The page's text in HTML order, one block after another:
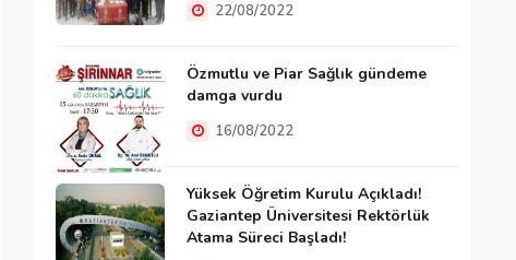
22/08/2022
Özmutlu ve Piar Sağlık gündeme
damga vurdu
16/08/2022
Yüksek Öğretim Kurulu Açıkladı!
Gaziantep Üniversitesi Rektörlük
Atama Süreci Başladı!